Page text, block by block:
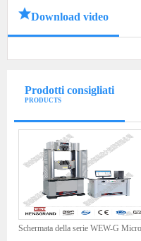
Download video
Prodotti consigliati
PRODUCTS